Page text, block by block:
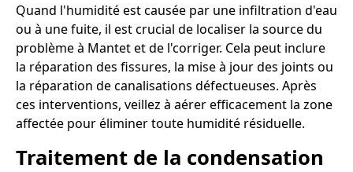
Quand l'humidité est causée par une infiltration d'eau
ou à une fuite, il est crucial de localiser la source du
problème à Mantet et de l'corriger. Cela peut inclure
la réparation des fissures, la mise à jour des joints ou
la réparation de canalisations défectueuses. Après
ces interventions, veillez à aérer efficacement la zone
affectée pour éliminer toute humidité résiduelle.
Traitement de la condensation